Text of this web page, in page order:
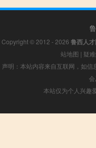
Copyright © 2012 - 2026 鲁西人
站地图 | 疑
声明：本站内容来自互联网，如
本站仅为个人兴趣